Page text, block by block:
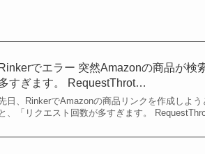
Rinkerでエラー 突然Amazonの商品が検
すぎます。 RequestThrot…
日、RinkerでAmazonの商品リンクを作成しよ
と、「リクエスト回数が多すぎます。